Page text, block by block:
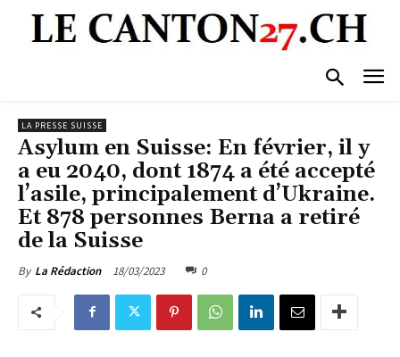
LA PRESSE SUISSE
Asylum en Suisse: En février, il y
a eu 2040, dont 1874 a été accepté
l’asile, principalement d’Ukraine.
Et 878 personnes Berna a retiré
de la Suisse
By La Rédaction 18/03/2023 0